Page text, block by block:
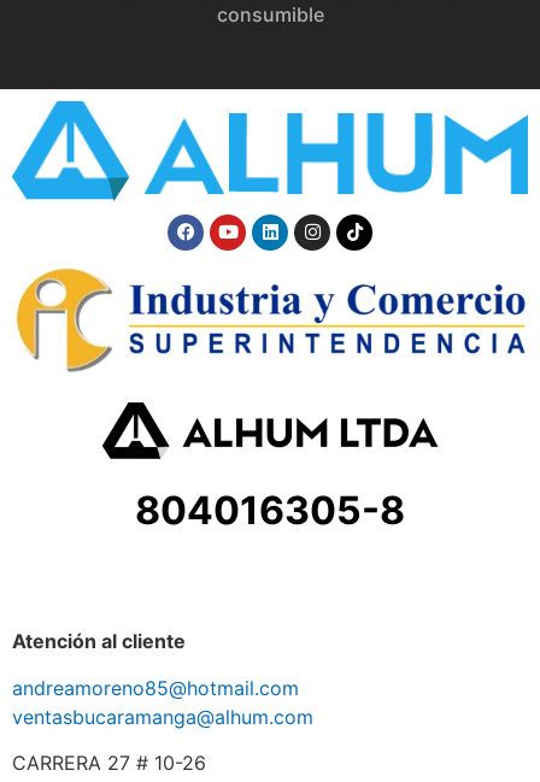
consumible
804016305-8
Atención al cliente
andreamoreno85@hotmail.com
ventasbucaramanga@alhum.com
CARRERA 27 # 10-26